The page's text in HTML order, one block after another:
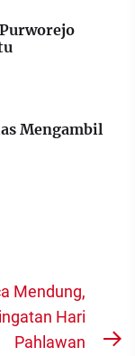
Mengambil
Mendung,
Hari
Pahlawan